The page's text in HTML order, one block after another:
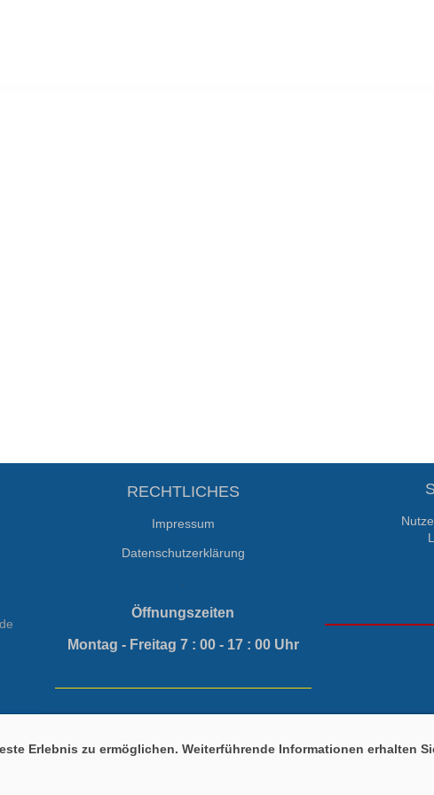
RECHTLICHES
Impressum
Datenschutzerklärung
Öffnungszeiten
Montag - Freitag 7 : 00 - 17 : 00 Uhr
Erlebnis zu ermöglichen. Weiterführende Informationen erhalten